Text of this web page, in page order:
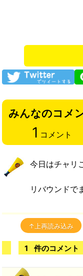
みんなのコメ
1 コメント
今日はチャリ
リバウンドで
↑上再読み込み
1 件のコメント